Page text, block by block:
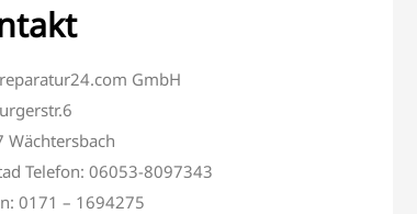
GmbH
Wächtersbach
Telefon: 06053-8097343
0171 – 1694275